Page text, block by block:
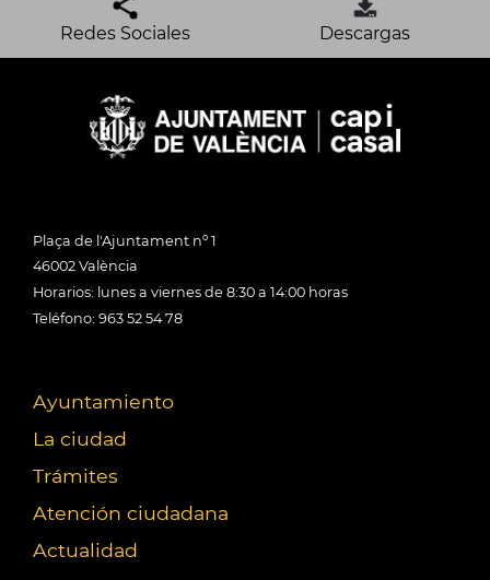
Redes Sociales Descargas
Plaça de l'Ajuntament nº 1
46002 València
Horarios: lunes a viernes de 8:30 a 14:00 horas
Teléfono: 963 52 54 78
Ayuntamiento
La ciudad
Trámites
Atención ciudadana
Actualidad